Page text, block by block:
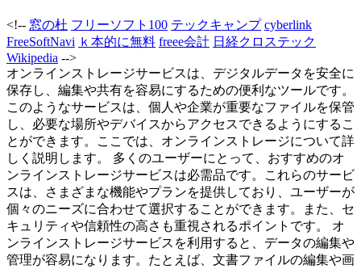
<!-- 窓の杜 フリーソフト100 テックキャンプ cyberlink
FreeSoftNavi ｋ本的に無料 freee会計 日経クロステック
Wikipedia -->
オンラインストレージサービスは、デジタルデータを安全に
保存し、編集や共有を容易にするための便利なツールです。
このようなサービスは、個人や企業が重要なファイルを保管
し、必要な場所やデバイスからアクセスできるようにするこ
とができます。ここでは、オンラインストレージについて詳
しく説明します。 多くのユーザーにとって、おすすめのオ
ンラインストレージサービスは必需品です。これらのサービ
スは、さまざまな機能やプランを提供しており、ユーザーが
個々のニーズに合わせて選択することができます。また、セ
キュリティや信頼性の高さも重視されるポイントです。 オ
ンラインストレージサービスを利用すると、データの編集や
管理が容易になります。たとえば、文書ファイルの編集や画